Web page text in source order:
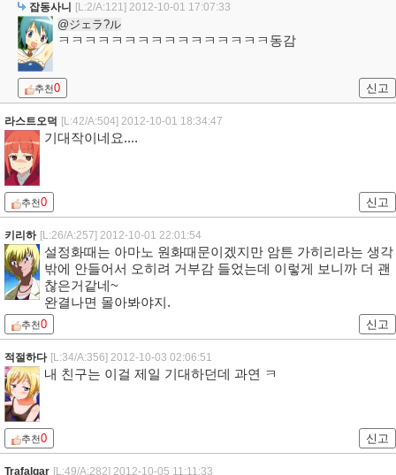
잡동사니 [L:2/A:121] 2012-10-01 17:07:33
@ジェラ?ル
ㅋㅋㅋㅋㅋㅋㅋㅋㅋㅋㅋㅋㅋㅋㅋㅋ동감
추천0 신고
라스트오덕 [L:42/A:504] 2012-10-01 18:34:47
기대작이네요....
추천0 신고
키리하 [L:26/A:257] 2012-10-01 22:01:54
설정화때는 아마노 원화때문이겠지만 암튼 가히리라는 생각
밖에 안들어서 오히려 거부감 들었는데 이렇게 보니까 더 괜
찮은거같네~
완결나면 몰아봐야지.
추천0 신고
적절하다 [L:34/A:356] 2012-10-03 02:06:51
내 친구는 이걸 제일 기대하던데 과연 ㅋ
추천0 신고
Trafalgar [L:49/A:282] 2012-10-05 11:11:33